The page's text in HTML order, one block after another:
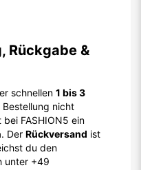
Rückgabe &
schnellen 1 bis 3
nicht
FASHION5 ein
. Der Rückversand ist
du den
unter +49